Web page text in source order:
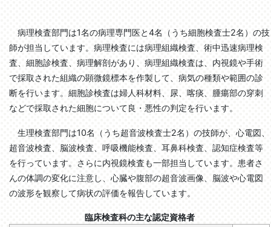
病理検査部門は1名の病理専門医と4名（うち細胞検査士2名）の技
師が担当しています。病理検査には病理組織検査、術中迅速病理検
査、細胞診検査、病理解剖があり、病理組織検査は、内視鏡や手術
で採取された組織の顕微鏡標本を作製して、病気の種類や範囲の診
断を行います。細胞診検査は婦人科材料、尿、喀痰、腫瘍部の穿刺
などで採取された細胞について良・悪性の判定を行います。
生理検査部門は10名（うち超音波検査士2名）の技師が、心電図、
超音波検査、脳波検査、呼吸機能検査、耳鼻科検査、認知症検査等
を行っています。さらに内視鏡検査も一部担当しています。患者さ
んの体調の変化に注意し、心臓や腹部の超音波画像、脳波や心電図
の波形を観察して病状の評価を報告しています。
臨床検査科の主な認定資格者